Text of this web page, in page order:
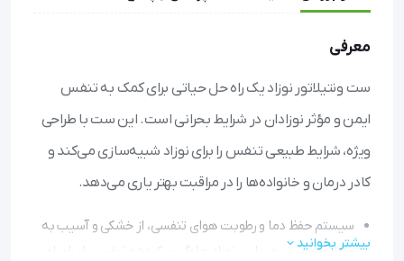
معرفی
ست ونتیلاتور نوزاد یک راه حل حیاتی برای کمک به تنفس
ایمن و مؤثر نوزادان در شرایط بحرانی است. این ست با طراحی
ویژه، شرایط طبیعی تنفس را برای نوزاد شبیه‌سازی می‌کند و
کادر درمان و خانواده‌ها را در مراقبت بهتر یاری می‌دهد.
سیستم حفظ دما و رطوبت هوای تنفسی، از خشکی و آسیب به
مجاری تنفسی حساس نوزاد جلوگیری کرده و تنفس را برای او
بیشتر بخوانید